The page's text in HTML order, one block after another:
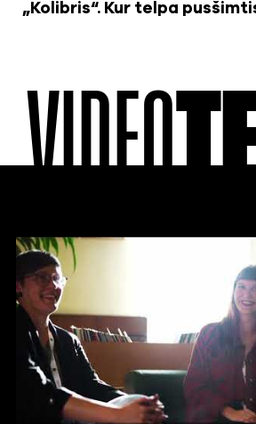
„Kolibris“. Kur telpa
VIDEO